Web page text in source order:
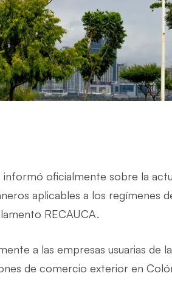
informó oficialmente sobre la
aplicables a los regímenes
RECAUCA.
a las empresas usuarias de
de comercio exterior en